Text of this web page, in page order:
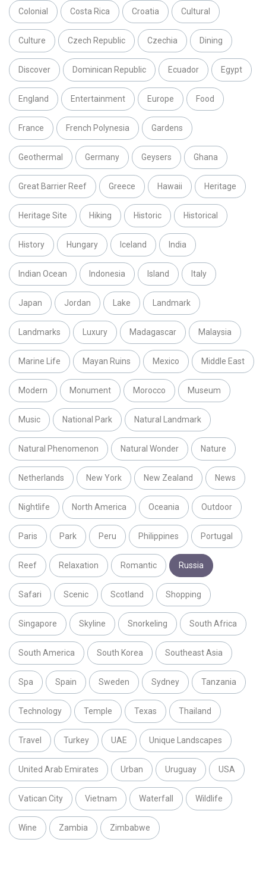
Colonial Costa Rica Croatia Cultural
Culture Czech Republic Czechia Dining
Discover Dominican Republic Ecuador Egypt
England Entertainment Europe Food
France French Polynesia Gardens
Geothermal Germany Geysers Ghana
Great Barrier Reef Greece Hawaii Heritage
Heritage Site Hiking Historic Historical
History Hungary Iceland India
Indian Ocean Indonesia Island Italy
Japan Jordan Lake Landmark
Landmarks Luxury Madagascar Malaysia
Marine Life Mayan Ruins Mexico Middle East
Modern Monument Morocco Museum
Music National Park Natural Landmark
Natural Phenomenon Natural Wonder Nature
Netherlands New York New Zealand News
Nightlife North America Oceania Outdoor
Paris Park Peru Philippines Portugal
Reef Relaxation Romantic Russia
Safari Scenic Scotland Shopping
Singapore Skyline Snorkeling South Africa
South America South Korea Southeast Asia
Spa Spain Sweden Sydney Tanzania
Technology Temple Texas Thailand
Travel Turkey UAE Unique Landscapes
United Arab Emirates Urban Uruguay USA
Vatican City Vietnam Waterfall Wildlife
Wine Zambia Zimbabwe